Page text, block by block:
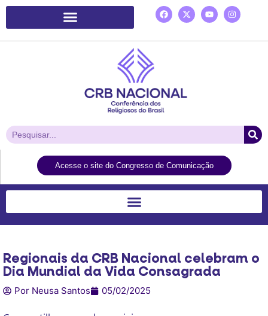
Acesse o site do Congresso de Comunicação
Regionais da CRB Nacional celebram o
Dia Mundial da Vida Consagrada
Por Neusa Santos 05/02/2025